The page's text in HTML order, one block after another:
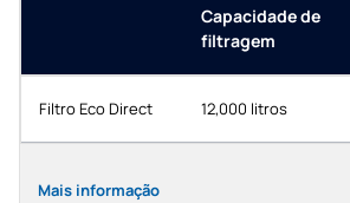
Capacidade de
filtragem
Filtro Eco Direct 12,000 litros
Mais informação